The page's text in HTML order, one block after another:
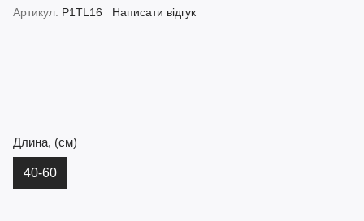
Артикул: P1TL16 Написати відгук
Длина, (см)
40-60